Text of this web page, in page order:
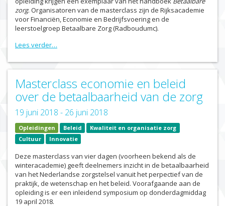
zorg. Organisatoren van de masterclass zijn de Rijksacademie
voor Financiën, Economie en Bedrijfsvoering en de
leerstoelgroep Betaalbare Zorg (Radboudumc).
Lees verder…
Masterclass economie en beleid
over de betaalbaarheid van de zorg
19 juni 2018 - 26 juni 2018
Opleidingen Beleid
Kwaliteit en organisatie zorg
Cultuur
Innovatie
Deze masterclass van vier dagen (voorheen bekend als de
winteracademie) geeft deelnemers inzicht in de betaalbaarheid
van het Nederlandse zorgstelsel vanuit het perpectief van de
praktijk, de wetenschap en het beleid. Voorafgaande aan de
opleiding is er een inleidend symposium op donderdagmiddag
19 april 2018.